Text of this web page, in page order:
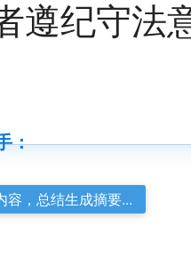
遵纪守法
：
容，总结生成摘要...